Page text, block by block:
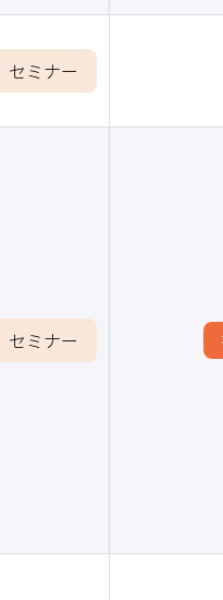
セミナー
セミナー